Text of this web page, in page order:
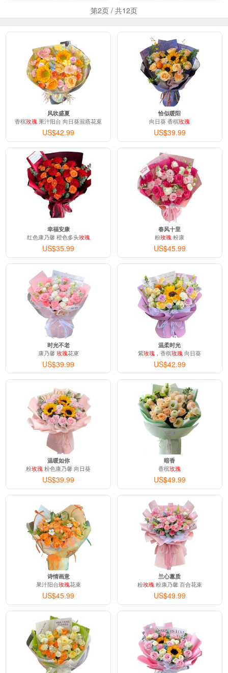
第2页 / 共12页
风吹盛夏
香槟玫瑰 果汁阳台 向日葵混搭花束
US$42.99
恰似暖阳
向日葵 香槟玫瑰
US$39.99
幸福安康
红色康乃馨 橙色多头玫瑰
US$35.99
春风十里
粉玫瑰 粉康
US$45.99
时光不老
康乃馨 玫瑰花束
US$39.99
温柔时光
紫玫瑰 ，香槟玫瑰 向日葵
US$42.99
温暖如你
粉玫瑰粉色康乃馨 向日葵
US$39.99
暗香
香槟玫瑰
US$49.99
诗情画意
果汁阳台玫瑰花束
US$45.99
兰心蕙质
粉玫瑰 粉康乃馨 百合花束
US$49.99